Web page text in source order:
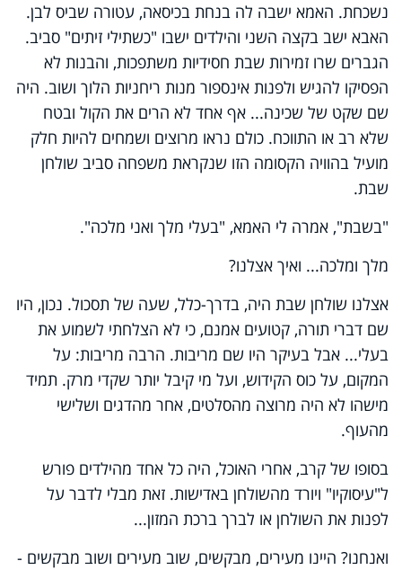
נשכחת. האמא ישבה לה בנחת בכיסאה, עטורה שביס לבן.
האבא ישב בקצה השני והילדים ישבו "כשתילי זיתים" סביב.
הגברים שרו זמירות שבת חסידיות משתפכות, והבנות לא
הפסיקו להגיש ולפנות אינספור מנות ריחניות הלוך ושוב. היה
שם שקט של שכינה... אף אחד לא הרים את הקול ובטח
שלא רב או התווכח. כולם נראו מרוצים ושמחים להיות חלק
מועיל בהוויה הקסומה הזו שנקראת משפחה סביב שולחן
שבת.
"בשבת", אמרה לי האמא, "בעלי מלך ואני מלכה".
מלך ומלכה... ואיך אצלנו?
אצלנו שולחן שבת היה, בדרך-כלל, שעה של תסכול. נכון, היו
שם דברי תורה, קטועים אמנם, כי לא הצלחתי לשמוע את
בעלי... אבל בעיקר היו שם מריבות. הרבה מריבות: על
המקום, על כוס הקידוש, ועל מי קיבל יותר שקדי מרק. תמיד
מישהו לא היה מרוצה מהסלטים, אחר מהדגים ושלישי
מהעוף.
בסופו של קרב, אחרי האוכל, היה כל אחד מהילדים פורש
ל"עיסוקיו" ויורד מהשולחן באדישות. זאת מבלי לדבר על
לפנות את השולחן או לברך ברכת המזון...
ואנחנו? היינו מעירים, מבקשים, שוב מעירים ושוב מבקשים -